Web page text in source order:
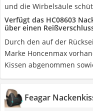
und die Wirbelsäule
Verfügt das HC08603
über einen
Durch den auf der
Marke Honcenmax
Kissen abgenommen
Feagar